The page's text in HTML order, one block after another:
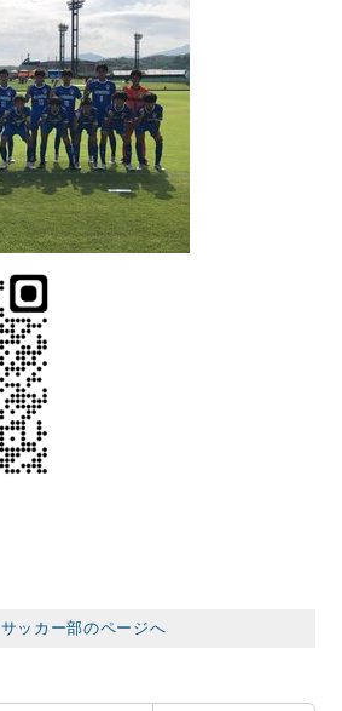
サッカー部のページへ